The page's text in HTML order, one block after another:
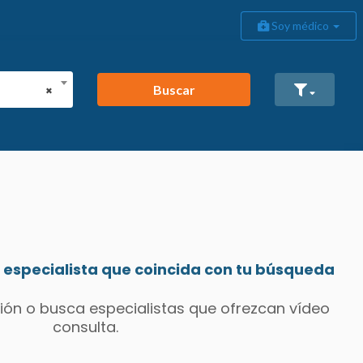
Soy médico
× Buscar
que coincida con tu búsqueda
o busca especialistas que ofrezcan vídeo
consulta.